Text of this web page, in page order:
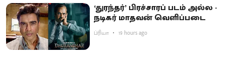
‘துரந்தர்’ பிரச்சாரப் படம் அல்ல -
நடிகர் மாதவன் வெளிப்படை
ப்ரியா 19 hours ago